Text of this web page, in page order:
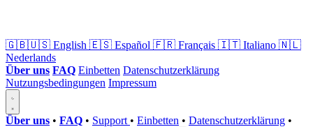
🇬🇧🇺🇸 English 🇪🇸 Español 🇫🇷 Français 🇮🇹 Italiano 🇳🇱
Nederlands
Über uns FAQ Einbetten Datenschutzerklärung
Nutzungsbedingungen Impressum
Über uns • FAQ • Support • Einbetten • Datenschutzerklärung •